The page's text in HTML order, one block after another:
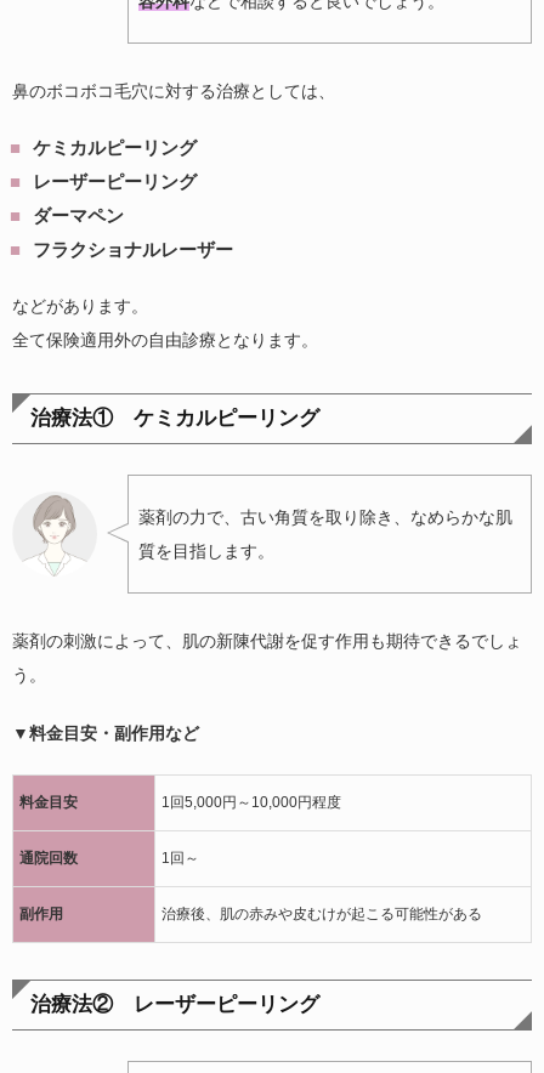
鼻のボコボコ毛穴に対する治療としては、
ケミカルピーリング
レーザーピーリング
ダーマペン
フラクショナルレーザー
などがあります。
全て保険適用外の自由診療となります。
治療法① ケミカルピーリング
薬剤の力で、古い角質を取り除き、なめらかな肌
質を目指します。
薬剤の刺激によって、肌の新陳代謝を促す作用も期待できるでしょ
う。
▼料金目安・副作用など
料金目安 1回5,000円～10,000円程度
通院回数 1回～
副作用 治療後、肌の赤みや皮むけが起こる可能性がある
治療法② レーザーピーリング